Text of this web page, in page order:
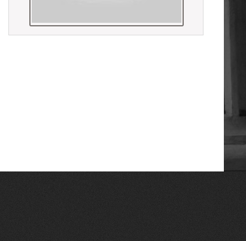
La Carpa de Paris
հիմնադրամի (IRZ)